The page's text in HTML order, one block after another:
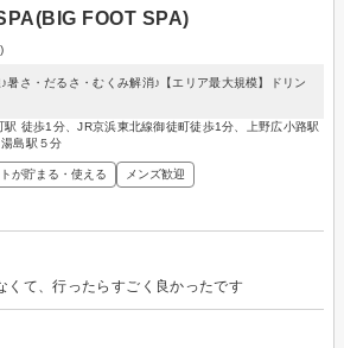
FOOT SPA)
暑さ・だるさ・むくみ解消♪【エリア最大規模】ドリン
駅 徒歩1分、JR京浜東北線御徒町徒歩1分、上野広小路駅
島駅５分
が貯まる・使える メンズ歓迎
くて、行ったらすごく良かったです